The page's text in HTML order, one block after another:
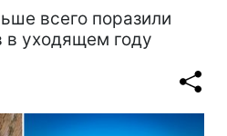
всего поразили
в уходящем году